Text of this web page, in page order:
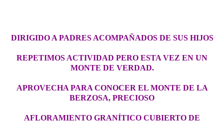
DIRIGIDO A PADRES ACOMPAÑADOS DE SUS HIJOS
REPETIMOS ACTIVIDAD PERO ESTA VEZ EN UN
MONTE DE VERDAD.
APROVECHA PARA CONOCER EL MONTE DE LA
BERZOSA, PRECIOSO
AFLORAMIENTO GRANÍTICO CUBIERTO DE